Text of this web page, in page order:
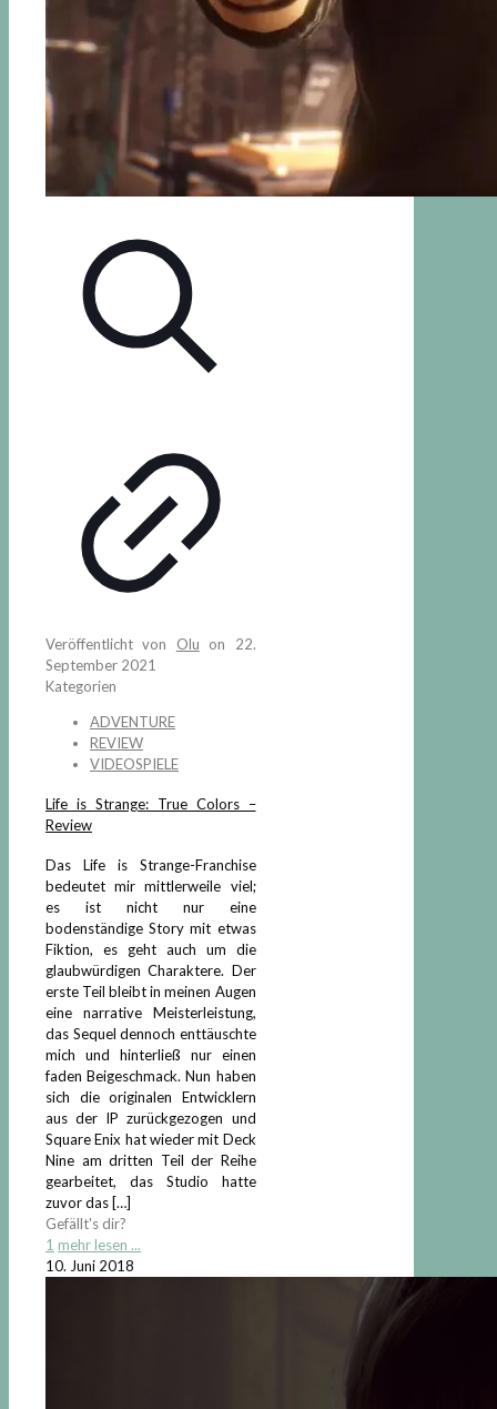
Veröffentlicht von Olu on 22.
September 2021
Kategorien
ADVENTURE
REVIEW
VIDEOSPIELE
Life is Strange: True Colors –
Review
Das Life is Strange-Franchise
bedeutet mir mittlerweile viel;
es ist nicht nur eine
bodenständige Story mit etwas
Fiktion, es geht auch um die
glaubwürdigen Charaktere. Der
erste Teil bleibt in meinen Augen
eine narrative Meisterleistung,
das Sequel dennoch enttäuschte
mich und hinterließ nur einen
faden Beigeschmack. Nun haben
sich die originalen Entwicklern
aus der IP zurückgezogen und
Square Enix hat wieder mit Deck
Nine am dritten Teil der Reihe
gearbeitet, das Studio hatte
zuvor das […]
Gefällt's dir?
1 mehr lesen ...
10. Juni 2018